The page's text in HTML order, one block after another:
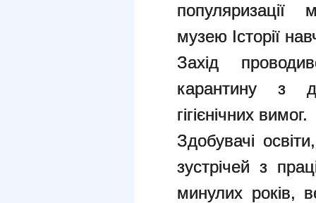
популяризації
музею Історії
Захід
карантину з
гігієнічних вимог.
Здобувачі
зустрічей з
минулих років,